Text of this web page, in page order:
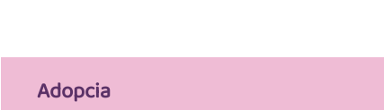
Adopcia